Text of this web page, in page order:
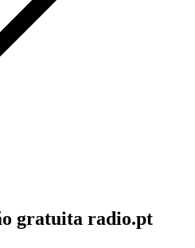
gratuita radio.pt